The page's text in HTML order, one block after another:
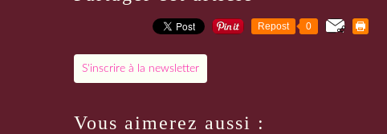
Repost 0
S'inscrire à la newsletter
Vous aimerez aussi :